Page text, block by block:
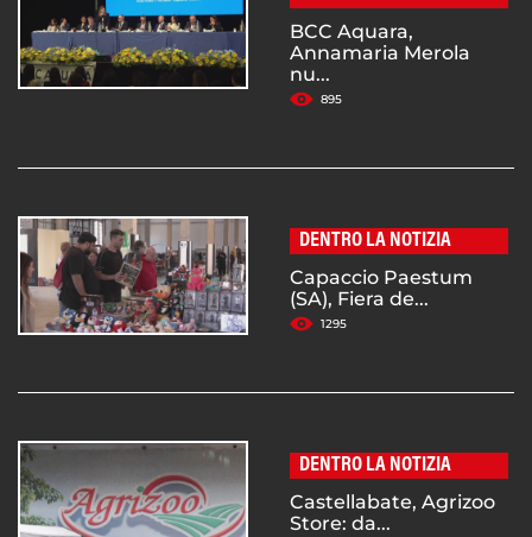
BCC Aquara,
Annamaria Merola
nu...
895
DENTRO LA NOTIZIA
Capaccio Paestum
(SA), Fiera de...
1295
DENTRO LA NOTIZIA
Castellabate, Agrizoo
Store: da...